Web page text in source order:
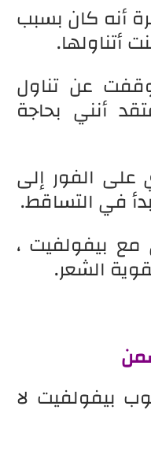
أنه كان بسبب
أتناولها.
عن تناول
أنني بحاجة
الفور إلى
في التساقط.
بيفولفيت ،
الشعر.
بيفولفيت لا